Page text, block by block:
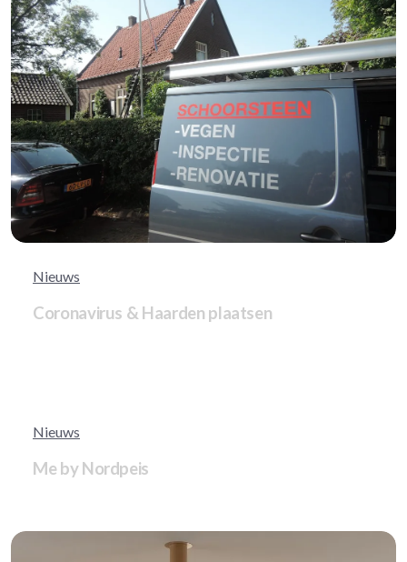
Nieuws
Coronavirus & Haarden plaatsen
Nieuws
Me by Nordpeis